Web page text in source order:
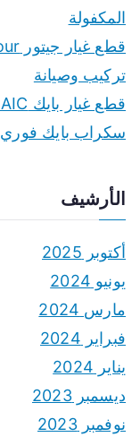
المكفولة
تركيب وصيانة
سكراب بايك فوري
الأرشيف
أكتوبر 2025
يونيو 2024
مارس 2024
فبراير 2024
يناير 2024
ديسمبر 2023
نوفمبر 2023